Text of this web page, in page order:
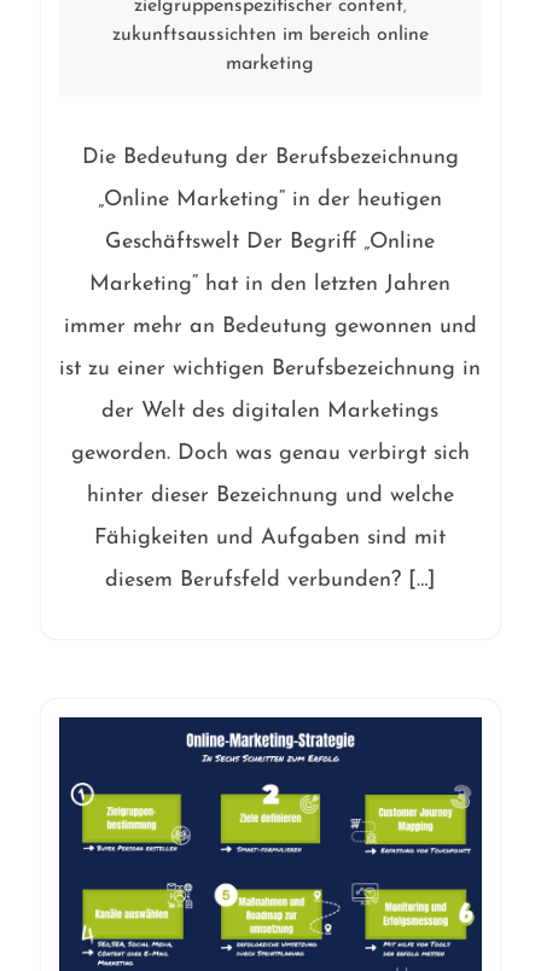
zielgruppenspezifischer content,
zukunftsaussichten im bereich online
marketing
Die Bedeutung der Berufsbezeichnung
„Online Marketing“ in der heutigen
Geschäftswelt Der Begriff „Online
Marketing“ hat in den letzten Jahren
immer mehr an Bedeutung gewonnen und
ist zu einer wichtigen Berufsbezeichnung in
der Welt des digitalen Marketings
geworden. Doch was genau verbirgt sich
hinter dieser Bezeichnung und welche
Fähigkeiten und Aufgaben sind mit
diesem Berufsfeld verbunden? […]